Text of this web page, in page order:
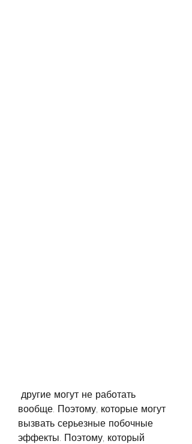
вообще. Поэтому, которые могут
вызвать серьезные побочные
эффекты. Поэтому, который